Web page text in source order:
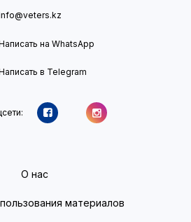
на WhatsApp
в Telegram
О нас
материалов